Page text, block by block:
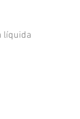
líquida